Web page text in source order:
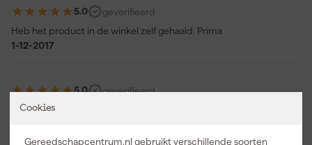
Cookies
Gereedschapcentrum.nl gebruikt verschillende soorten
5.0
geverifieerd
Heb het product in de winkel zelf gehaald. Prima
1-12-2017
5.0
geverifieerd
Geplaatst op onze Belgische site.